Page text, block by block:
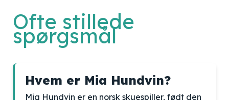
Ofte stillede
spørgsmål
Hvem er Mia Hundvin?
Mia Hundvin er en norsk skuespiller, født den